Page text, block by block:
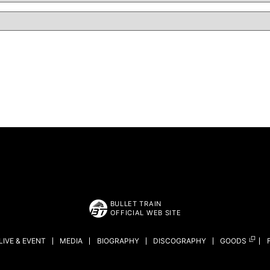
BULLET TRAIN
OFFICIAL WEB SITE
& EVENT MEDIA BIOGRAPHY DISCOGRAPHY GOODS